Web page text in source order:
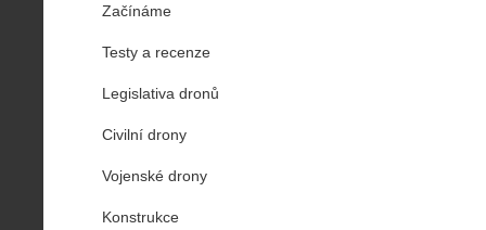
Začínáme
Testy a recenze
Legislativa dronů
Civilní drony
Vojenské drony
Konstrukce